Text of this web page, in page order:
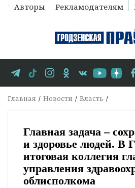
Авторы Рекламодателям
Главная Новости Власть
Главная задача –
и здоровье людей. В
итоговая коллегия
управления
облисполкома